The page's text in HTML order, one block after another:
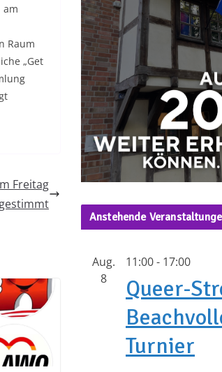
am
Raum
„Get
Freitag
Anstehende
Aug.
8
11:00- 17:00
Queer-
Turnier